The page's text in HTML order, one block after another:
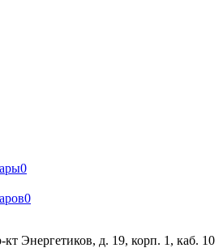
0
0
кт Энергетиков, д. 19, корп. 1, каб. 10